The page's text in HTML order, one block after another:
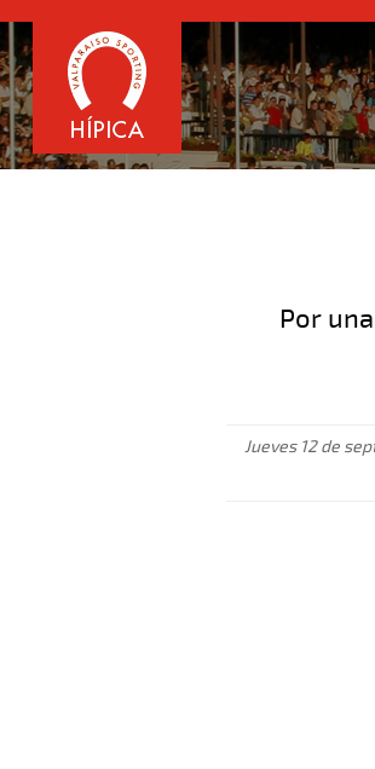
Por
Jueves 12 de